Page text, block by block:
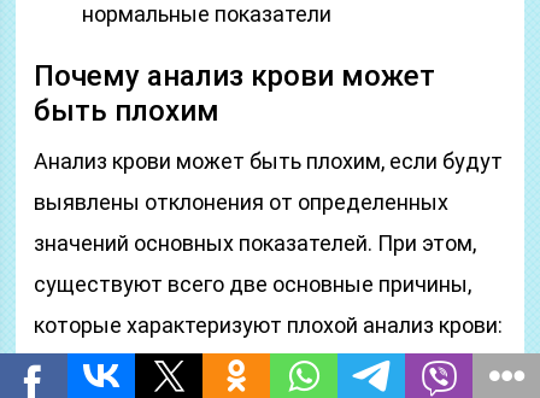
нормальные показатели
Почему анализ крови может
быть плохим
Анализ крови может быть плохим, если будут
выявлены отклонения от определенных
значений основных показателей. При этом,
существуют всего две основные причины,
которые характеризуют плохой анализ крови:
несоблюдение определенных правил перед